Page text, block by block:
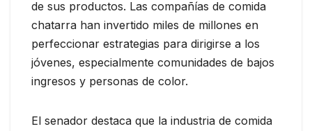
de sus productos. Las compañías de comida
chatarra han invertido miles de millones en
perfeccionar estrategias para dirigirse a los
jóvenes, especialmente comunidades de bajos
ingresos y personas de color.
El senador destaca que la industria de comida